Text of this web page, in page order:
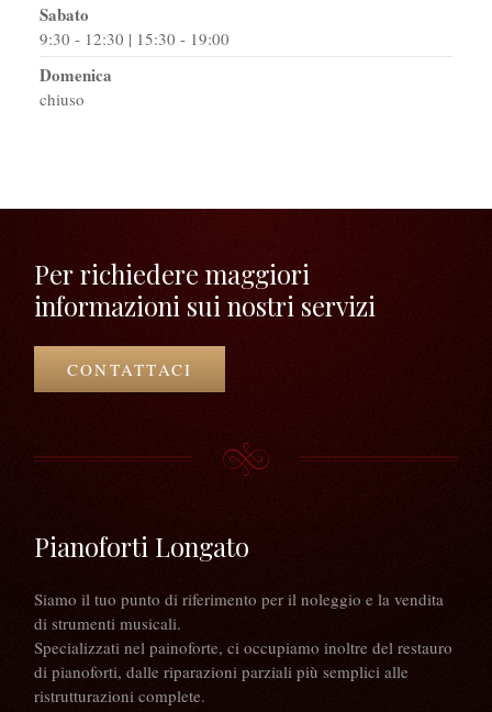
Sabato
9:30 - 12:30 | 15:30 - 19:00
Domenica
chiuso
Per richiedere maggiori
informazioni sui nostri servizi
CONTATTACI
Pianoforti Longato
Siamo il tuo punto di riferimento per il noleggio e la vendita
di strumenti musicali.
Specializzati nel painoforte, ci occupiamo inoltre del restauro
di pianoforti, dalle riparazioni parziali più semplici alle
ristrutturazioni complete.